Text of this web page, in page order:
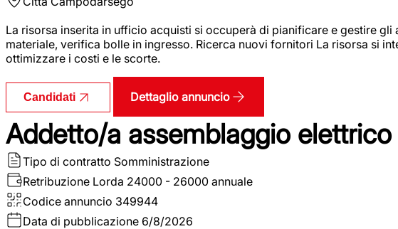
La risorsa inserita in ufficio acquisti si occuperà di pianificare e gestire
materiale, verifica bolle in ingresso. Ricerca nuovi fornitori La risorsa si
ottimizzare i costi e le scorte.
Candidati Dettaglio annuncio
Addetto/a assemblaggio
Tipo di contratto Somministrazione
Retribuzione Lorda 24000 - 26000 annuale
Codice annuncio 349944
Data di pubblicazione 6/8/2026